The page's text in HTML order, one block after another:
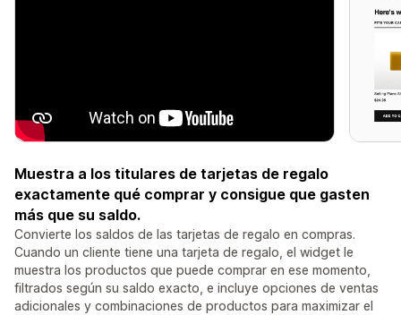
Muestra a los titulares de tarjetas de regalo
exactamente qué comprar y consigue que gasten
más que su saldo.
Convierte los saldos de las tarjetas de regalo en compras.
Cuando un cliente tiene una tarjeta de regalo, el widget le
muestra los productos que puede comprar en ese momento,
filtrados según su saldo exacto, e incluye opciones de ventas
adicionales y combinaciones de productos para maximizar el